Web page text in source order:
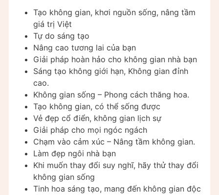
Tạo không gian, khơi nguồn sống, nâng tầm
giá trị Việt
Tự do sáng tạo
Nâng cao tương lai của bạn
Giải pháp hoàn hảo cho không gian nhà bạn
Sáng tạo không giới hạn, Không gian đỉnh
cao.
Không gian sống – Phong cách thăng hoa.
Tạo không gian, có thể sống được
Vẻ đẹp cổ điển, không gian lịch sự
Giải pháp cho mọi ngóc ngách
Chạm vào cảm xúc – Nâng tầm không gian.
Làm đẹp ngôi nhà bạn
Khi muốn thay đổi suy nghĩ, hãy thử thay đổi
không gian sống
Tinh hoa sáng tạo, mang đến không gian độc